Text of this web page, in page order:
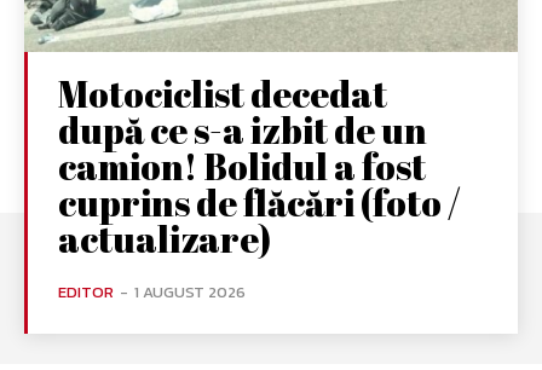
Motociclist decedat
după ce s-a izbit de un
camion! Bolidul a fost
cuprins de flăcări (foto /
actualizare)
EDITOR - 1 AUGUST 2026